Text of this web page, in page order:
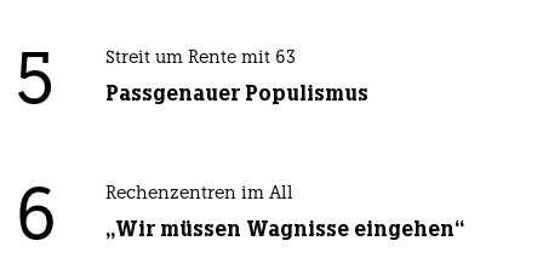
5 Streit um Rente mit 63
Passgenauer Populismus
6 Rechenzentren im All
„Wir müssen Wagnisse eingehen“